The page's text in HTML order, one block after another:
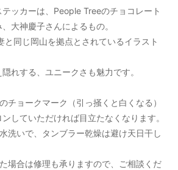
ッカーは、People Treeのチョコレート
大神慶子さんによるもの。
と同じ岡山を拠点とされているイラスト
れする、ユニークさも魅力です。
チョークマーク（引っ掻くと白くなる）
していただければ目立たなくなります。
洗いで、タンブラー乾燥は避け天日干し
場合は修理も承りますので、ご相談くだ